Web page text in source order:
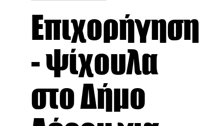
Επιχορήγηση
- ψίχουλα
στο Δήμο